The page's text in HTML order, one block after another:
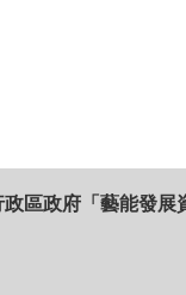
區政府「藝能發展